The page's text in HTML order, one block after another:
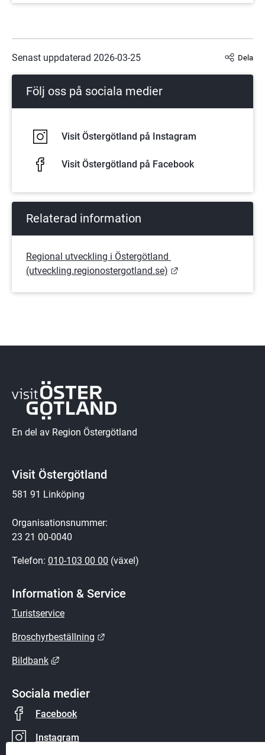
Senast uppdaterad 2026-03-25 Dela
Följ oss på sociala medier
Visit Östergötland på Instagram
Visit Östergötland på Facebook
Relaterad information
Regional utveckling i Östergötland
(utveckling.regionostergotland.se)
En del av Region Östergötland
Visit Östergötland
581 91 Linköping
Organisationsnummer:
23 21 00-0040
Telefon: 010-103 00 00 (växel)
Information & Service
Turistservice
Broschyrbeställning
Bildbank Länk till annan webbplats, öppnas i nytt fönster.
Sociala medier
Facebook
Instagram